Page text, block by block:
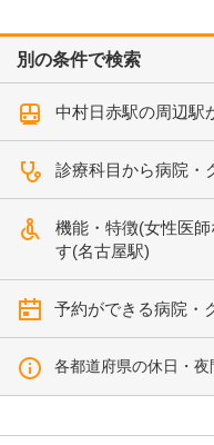
別の条件で検索
中村日赤駅の周辺駅
診療科目から病院・
機能・特徴(女性医
す(名古屋駅)
予約ができる病院・
各都道府県の休日・